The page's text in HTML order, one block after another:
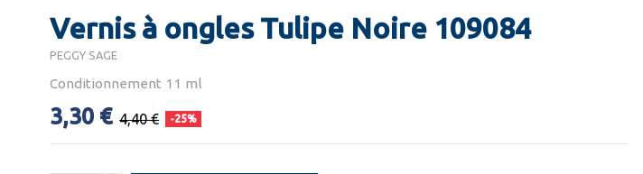
Vernis à ongles Tulipe Noire 109084
PEGGY SAGE
Conditionnement 11 ml
3,30 € 4,40 € -25%